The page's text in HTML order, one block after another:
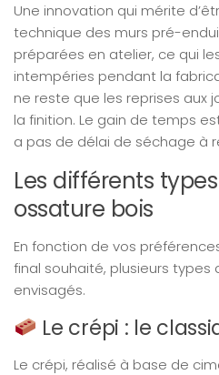
Une innovation qui mérite
technique des murs pré-
préparées en atelier, ce qui
intempéries pendant la
ne reste que les reprises aux
la finition. Le gain de temps
a pas de délai de séchage à
Les différents
ossature bois
En fonction de vos
final souhaité, plusieurs types
envisagés.
Le crépi : le
Le crépi, réalisé à base de